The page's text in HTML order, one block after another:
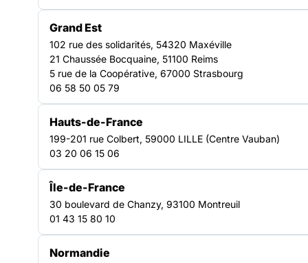
TRAVAIL PAIR
Grand Est
102 rue des solidarités, 54320 Maxéville
21 Chaussée Bocquaine, 51100 Reims
5 rue de la Coopérative, 67000 Strasbourg
06 58 50 05 79
Hauts-de-France
199-201 rue Colbert, 59000 LILLE (Centre Vauban)
03 20 06 15 06
Île-de-France
30 boulevard de Chanzy, 93100 Montreuil
01 43 15 80 10
Normandie